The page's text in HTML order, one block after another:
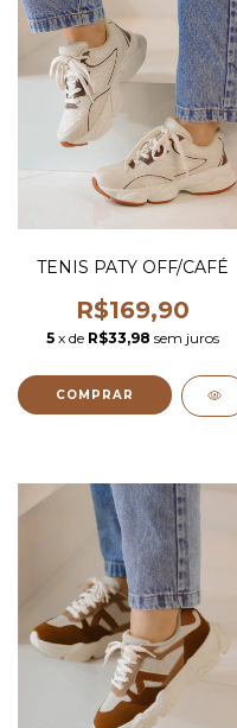
TENIS PATY OFF/CAFÉ
R$169,90
5 x de R$33,98 sem juros
COMPRAR